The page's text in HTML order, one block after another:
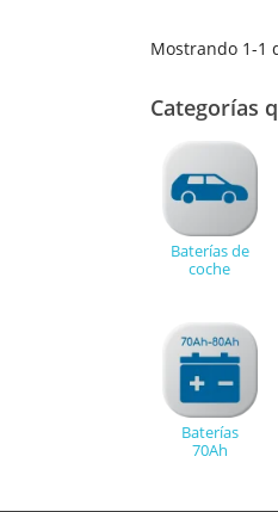
Mostrando 1-1
Categorías
Baterías de
coche
Baterías
70Ah